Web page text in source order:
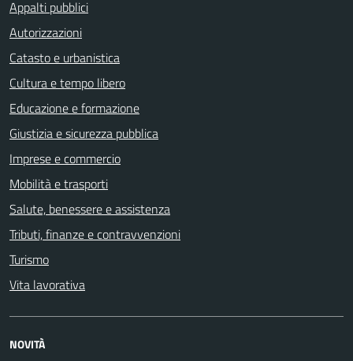
Appalti pubblici
Autorizzazioni
Catasto e urbanistica
Cultura e tempo libero
Educazione e formazione
Giustizia e sicurezza pubblica
Imprese e commercio
Mobilità e trasporti
Salute, benessere e assistenza
Tributi, finanze e contravvenzioni
Turismo
Vita lavorativa
NOVITÀ